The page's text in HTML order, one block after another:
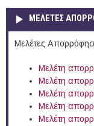
ΜΕΛΕΤΕΣ
Μελέτες
Μελέτη
Μελέτη
Μελέτη
Μελέτη
Μελέτη